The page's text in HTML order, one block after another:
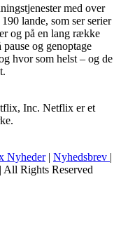
med over
lande, som ser serier
og på en lang række
og genoptage
hvor som helst – og de
Inc. Netflix er et
Nyheder| Nyhedsbrev |
| All Rights Reserved